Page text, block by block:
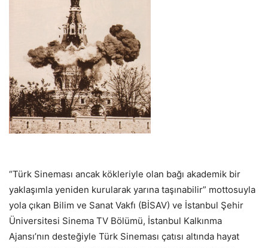
“Türk Sineması ancak kökleriyle olan bağı akademik bir
yaklaşımla yeniden kurularak yarına taşınabilir” mottosuyla
yola çıkan Bilim ve Sanat Vakfı (BİSAV) ve İstanbul Şehir
Üniversitesi Sinema TV Bölümü, İstanbul Kalkınma
Ajansı’nın desteğiyle Türk Sineması çatısı altında hayat